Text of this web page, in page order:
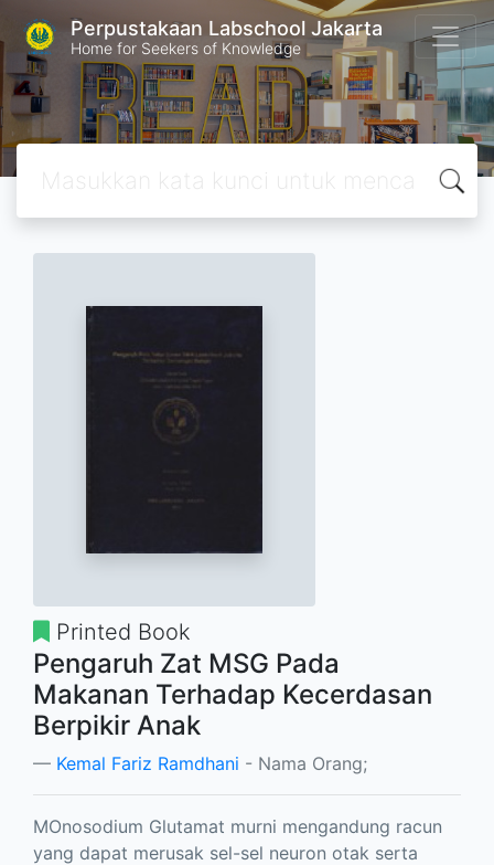
Perpustakaan Labschool Jakarta
Home for Seekers of Knowledge
Printed Book
Pengaruh Zat MSG Pada
Makanan Terhadap Kecerdasan
Berpikir Anak
Kemal Fariz Ramdhani - Nama Orang;
MOnosodium Glutamat murni mengandung racun
yang dapat merusak sel-sel neuron otak serta